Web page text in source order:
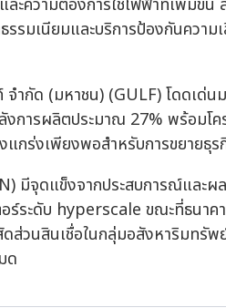
ะความต้องการใช้ไฟฟ้าที่เพิ่มขึ้น
รมเนียมและบริการป้องกันความ
ำกัด (มหาชน) (GULF) โดดเด่
การผลิตประมาณ 27% พร้อมโค
แกร่งเพียงพอสำหรับการขยายธุร
มีจุดแข็งจากประสบการณ์และ
ร์ระดับ hyperscale ขณะที่ธนาค
ส่วนสินเชื่อในกลุ่มอสังหาริมทรัพ
ด